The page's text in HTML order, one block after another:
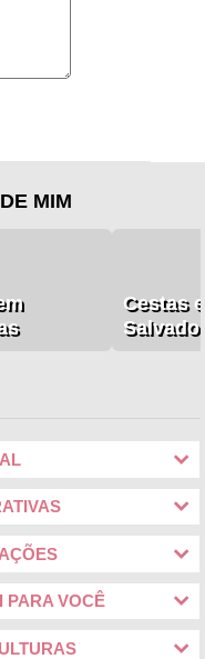
MIM
Cestas
PARA VOCÊ